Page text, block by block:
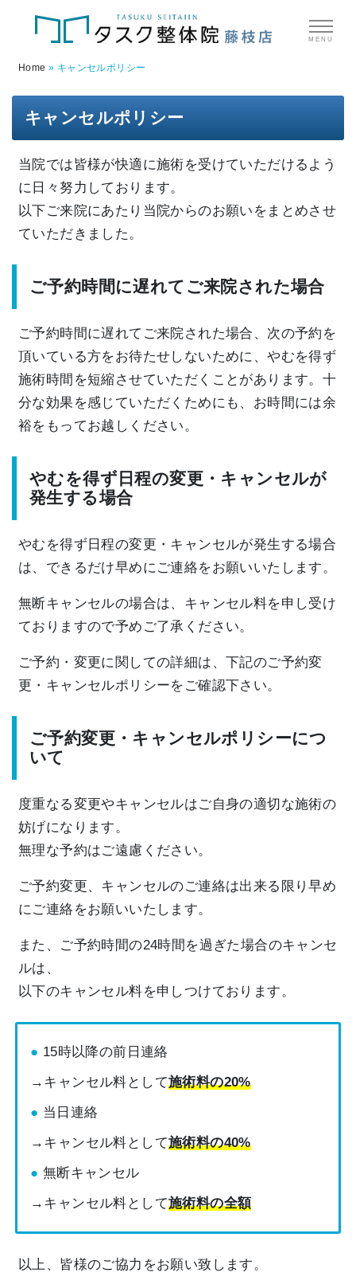
MENU
Home » キャンセルポリシー
キャンセルポリシー
当院では皆様が快適に施術を受けていただけるよう
に日々努力しております。
以下ご来院にあたり当院からのお願いをまとめさせ
ていただきました。
ご予約時間に遅れてご来院された場合
ご予約時間に遅れてご来院された場合、次の予約を
頂いている方をお待たせしないために、やむを得ず
施術時間を短縮させていただくことがあります。十
分な効果を感じていただくためにも、お時間には余
裕をもってお越しください。
やむを得ず日程の変更・キャンセルが
発生する場合
やむを得ず日程の変更・キャンセルが発生する場合
は、できるだけ早めにご連絡をお願いいたします。
無断キャンセルの場合は、キャンセル料を申し受け
ておりますので予めご了承ください。
ご予約・変更に関しての詳細は、下記のご予約変
更・キャンセルポリシーをご確認下さい。
ご予約変更・キャンセルポリシーにつ
いて
度重なる変更やキャンセルはご自身の適切な施術の
妨げになります。
無理な予約はご遠慮ください。
ご予約変更、キャンセルのご連絡は出来る限り早め
にご連絡をお願いいたします。
また、ご予約時間の24時間を過ぎた場合のキャンセ
ルは、
以下のキャンセル料を申しつけております。
15時以降の前日連絡
→キャンセル料として施術料の20%
当日連絡
→キャンセル料として施術料の40%
無断キャンセル
→キャンセル料として施術料の全額
以上、皆様のご協力をお願い致します。